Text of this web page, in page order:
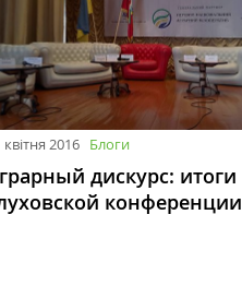
квітня 2016 Блоги
дискурс: итоги
конференции